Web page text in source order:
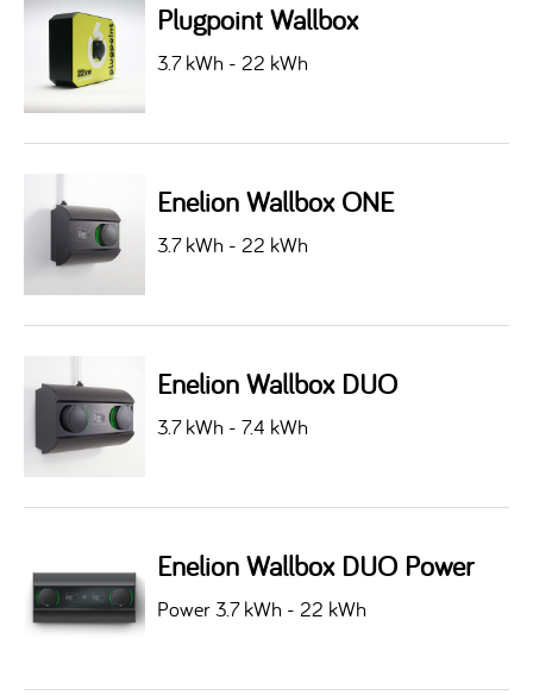
Plugpoint Wallbox
3.7 kWh - 22 kWh
Enelion Wallbox ONE
3.7 kWh - 22 kWh
Enelion Wallbox DUO
3.7 kWh - 7.4 kWh
Enelion Wallbox DUO Power
Power 3.7 kWh - 22 kWh